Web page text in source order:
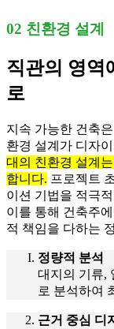
02 친환경 설계
직관의 영역
로
지속 가능한 건축
환경 설계가 디자
대의 친환경 설계는
합니다. 프로젝트
이션 기법을 적극
이를 통해 건축주
적 책임을 다하는
정량적 분석
대지의 기류,
로 분석하여
근거 중심 디